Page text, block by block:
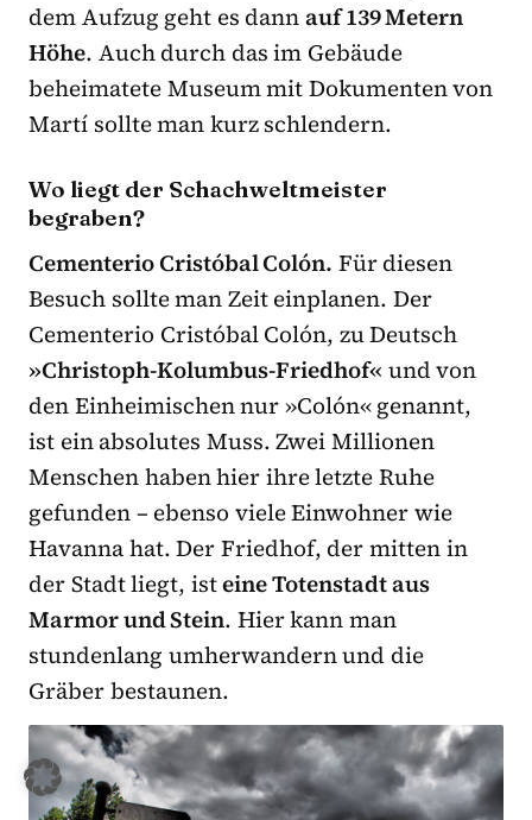
dem Aufzug geht es dannauf 139 Metern
Höhe. Auch durch das im Gebäude
beheimatete Museum mit Dokumenten von
Martí sollte man kurz schlendern.
Wo liegt der Schachweltmeister
begraben?
Cementerio Cristóbal Colón. Für diesen
Besuch sollte man Zeit einplanen. Der
Cementerio Cristóbal Colón, zu Deutsch
»Christoph-Kolumbus-Friedhof« und von
den Einheimischen nur »Colón« genannt,
ist ein absolutes Muss. Zwei Millionen
Menschen haben hier ihre letzte Ruhe
gefunden – ebenso viele Einwohner wie
Havanna hat. Der Friedhof, der mitten in
der Stadt liegt, isteine Totenstadt aus
Marmor und Stein. Hier kann man
stundenlang umherwandern und die
Gräber bestaunen.